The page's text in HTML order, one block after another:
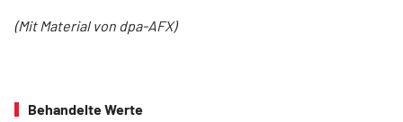
(Mit Material von dpa-AFX)
Behandelte Werte